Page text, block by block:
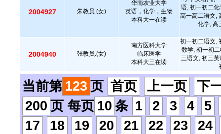
2004927 朱教员.(女)
华南农业大学
英语，化学，生物
本科大一在读
语, 初一初二
高一高二语文,
化学, 高
2004940 张教员.(女)
南方医科大学
临床医学
本科大三在读
初一初二语文,
数学, 初一初
三语文, 初三
当前第 123 页 首页 上一页
下
200 页 每页 10 条 1 2 3 4
5
17
18 19 20 21 22 23
24